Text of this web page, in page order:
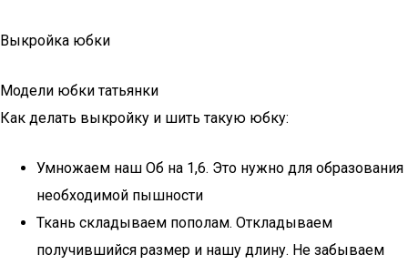
Выкройка юбки
Модели юбки татьянки
Как делать выкройку и шить такую юбку:
Умножаем наш Об на 1,6. Это нужно для образования
необходимой пышности
Ткань складываем пополам. Откладываем
получившийся размер и нашу длину. Не забываем